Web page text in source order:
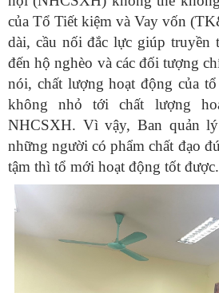
của Tổ Tiết kiệm và Vay vốn
dài, cầu nối đắc lực giúp truyền
đến hộ nghèo và các đối tượng
nói, chất lượng hoạt động của
không nhỏ tới chất lượng
NHCSXH. Vì vậy, Ban quản
những người có phẩm chất đạo
tậm thì tổ mới hoạt động tốt được.